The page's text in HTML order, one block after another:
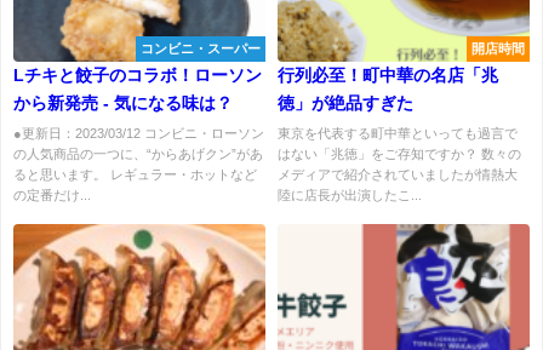
コンビニ・スーパー
Lチキと餃子のコラボ！ローソン
から新発売 - 気になる味は？
●更新日：2023/03/12 コンビニ・ローソン
の人気商品の一つに、“からあげクン”があ
ると思います。 レギュラー・ホットなど
の定番だけ...
開店時間
行列必至！町中華の名店「兆
徳」が絶品すぎた
東京を代表する町中華といっても過言で
はない「兆徳」をご存知ですか？ 数々の
メディアで紹介されていましたが情熱大
陸に店長が出演したこ...